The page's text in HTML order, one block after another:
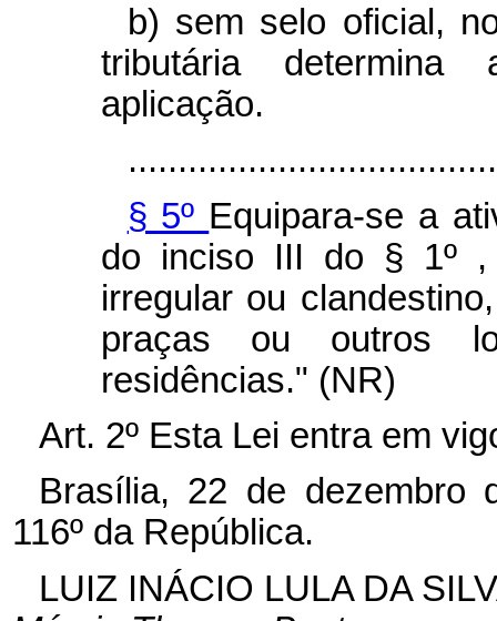
b) sem selo oficial,
tributária
aplicação.
§ 5º Equipara-se a
do inciso III do § 1º ,
irregular ou
praças ou outros
residências." (NR)
Art. 2º Esta Lei entra em
Brasília, 22 de dezembro
116º da República.
LUIZ INÁCIO LULA DA